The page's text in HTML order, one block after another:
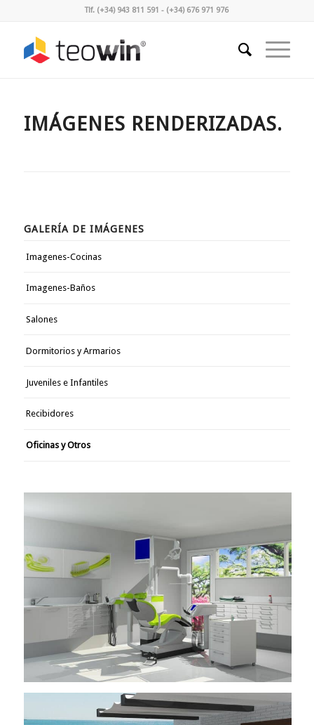
Tlf. (+34) 943 811 591 - (+34) 676 971 976
IMÁGENES RENDERIZADAS.
GALERÍA DE IMÁGENES
Imagenes-Cocinas
Imagenes-Baños
Salones
Dormitorios y Armarios
Juveniles e Infantiles
Recibidores
Oficinas y Otros